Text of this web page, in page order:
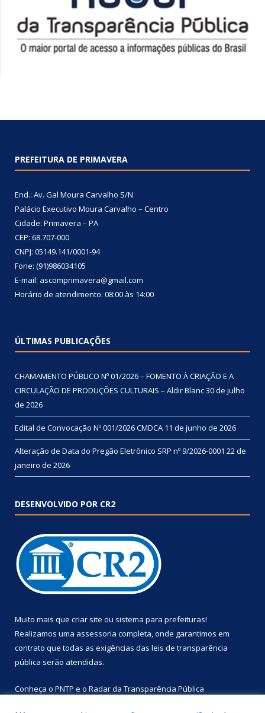
PREFEITURA DE PRIMAVERA
End.: Av. Gal Moura Carvalho S/N
Palácio Executivo Moura Carvalho – Centro
Cidade: Primavera – PA
CEP: 68.707-000
CNPJ: 05149.141/0001-94
Fone: (91)986034105
E-mail: ascomprimavera@gmail.com
Horário de atendimento: 08:00 às 14:00
ÚLTIMAS PUBLICAÇÕES
CHAMAMENTO PÚBLICO Nº 01/2026 – FOMENTO À CRIAÇÃO E A
CIRCULAÇÃO DE PRODUÇÕES CULTURAIS – Aldir Blanc30 de julho
de 2026
Edital de Convocação Nº 001/2026 CMDCA 11 de junho de 2026
Alteração de Data do Pregão Eletrônico SRP nº 9/2026-0001 22 de
janeiro de 2026
DESENVOLVIDO POR CR2
Muito mais que criar site ou sistema para prefeituras!
Realizamos uma assessoria completa, onde garantimos em
contrato que todas as exigências das leis de transparência
pública serão atendidas.
Conheça o PNTP e o Radar da Transparência Pública